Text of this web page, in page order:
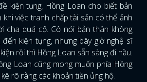
kiện tụng, Hồng Loan cho biết bản
việc tranh chấp tài sản có thể ảnh
cha quá cố. Cô nói bản thân không
kiện tụng, nhưng bây giờ nghệ sĩ
rồi thì Hồng Loan sẵn sàng đi hầu.
Loan cũng mong muốn phía Hồng
rõ ràng các khoản tiền ủng hộ.